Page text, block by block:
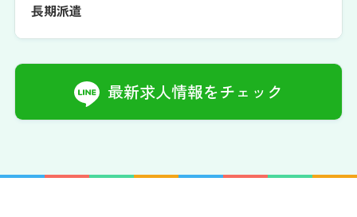
長期派遣
最新求人情報をチェック